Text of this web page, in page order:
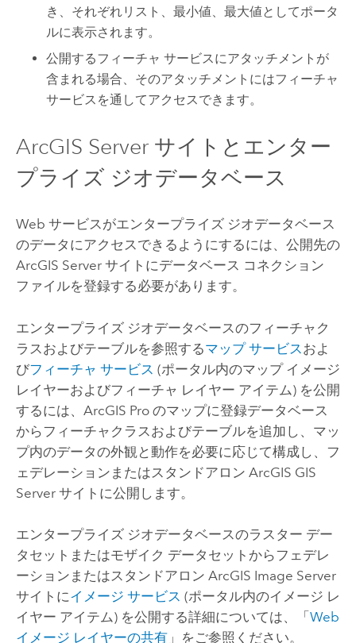
き、それぞれリスト、最小値、最大値としてポータ
ルに表示されます。
公開するフィーチャ サービスにアタッチメントが
含まれる場合、そのアタッチメントにはフィーチャ
サービスを通してアクセスできます。
ArcGIS Serverサイトとエンター
プライズ ジオデータベース
Web サービスがエンタープライズ ジオデータベース
のデータにアクセスできるようにするには、公開先の
ArcGIS Serverサイトにデータベース コネクション
ファイルを登録する必要があります。
エンタープライズ ジオデータベースのフィーチャク
ラスおよびテーブルを参照するマップ サービス およ
びフィーチャ サービス (ポータル内のマップ イメージ
レイヤーおよびフィーチャ レイヤー アイテム) を公開
するには、 ArcGIS Proのマップに登録データベース
からフィーチャクラスおよびテーブルを追加し、マッ
プ内のデータの外観と動作を必要に応じて構成し、フ
ェデレーションまたはスタンドアロン ArcGIS GIS
Serverサイトに公開します。
エンタープライズ ジオデータベースのラスター デー
タセットまたはモザイク データセットからフェデレ
ーションまたはスタンドアロン ArcGIS Image Server
サイトにイメージ サービス (ポータル内のイメージ レ
イヤー アイテム) を公開する詳細については、「 Web
イメージ レイヤーの共有」をご参照ください。